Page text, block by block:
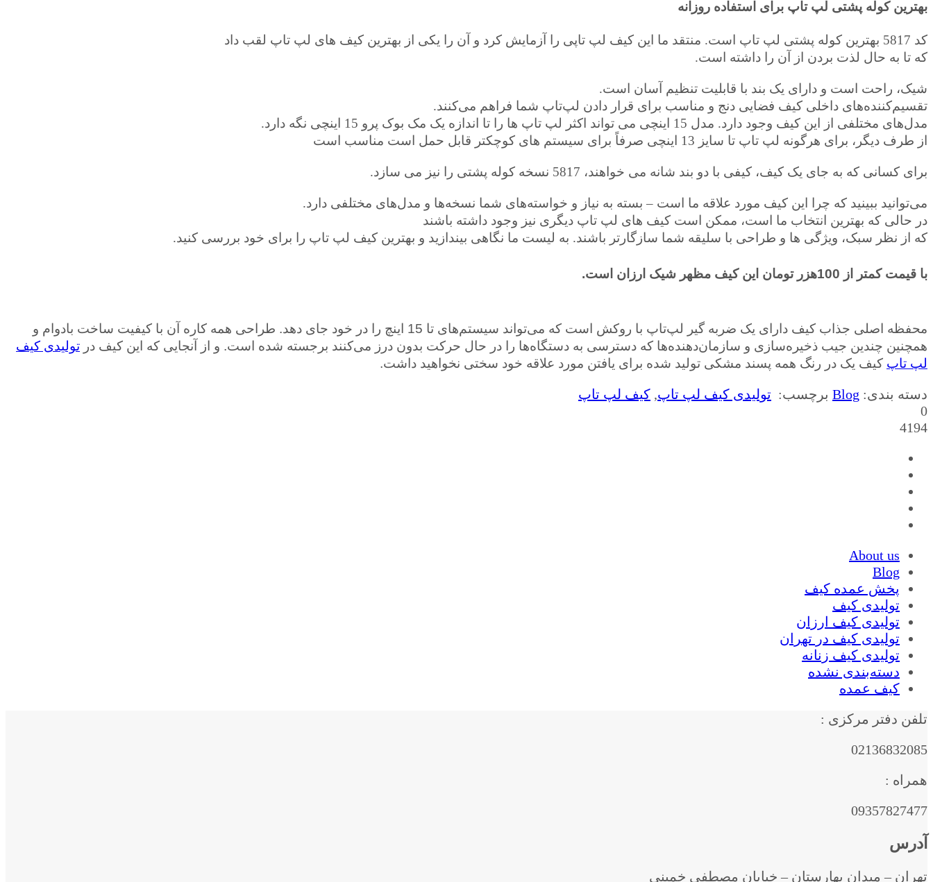
بهترین کوله پشتی لپ تاپ برای استفاده روزانه
کد 5817 بهترین کوله پشتی لپ تاپ است. منتقد ما این کیف لپ تاپی را آزمایش کرد و آن را یکی از بهترین کیف های لپ تاپ لقب داد
که تا به حال لذت بردن از آن را داشته است.
شیک، راحت است و دارای یک بند با قابلیت تنظیم آسان است.
تقسیم‌کننده‌های داخلی کیف فضایی دنج و مناسب برای قرار دادن لپ‌تاپ شما فراهم می‌کنند.
مدل‌های مختلفی از این کیف وجود دارد. مدل 15 اینچی می تواند اکثر لپ تاپ ها را تا اندازه یک مک بوک پرو 15 اینچی نگه دارد.
از طرف دیگر، برای هرگونه لپ تاپ تا سایز 13 اینچی صرفاً برای سیستم های کوچکتر قابل حمل است مناسب است
برای کسانی که به جای یک کیف، کیفی با دو بند شانه می خواهند، 5817 نسخه کوله پشتی را نیز می سازد.
می‌توانید ببینید که چرا این کیف مورد علاقه ما است – بسته به نیاز و خواسته‌های شما نسخه‌ها و مدل‌های مختلفی دارد.
در حالی که بهترین انتخاب ما است، ممکن است کیف های لپ تاپ دیگری نیز وجود داشته باشند
که از نظر سبک، ویژگی ها و طراحی با سلیقه شما سازگارتر باشند. به لیست ما نگاهی بیندازید و بهترین کیف لپ تاپ را برای خود بررسی کنید.
با قیمت کمتر از 100هزر تومان این کیف مظهر شیک ارزان است.
محفظه اصلی جذاب کیف دارای یک ضربه گیر لپ‌تاپ با روکش است که می‌تواند سیستم‌های تا 15 اینچ را در خود جای دهد. طراحی همه کاره آن با کیفیت ساخت بادوام و
همچنین چندین جیب ذخیره‌سازی و سازمان‌دهنده‌ها که دسترسی به دستگاه‌ها را در حال حرکت بدون درز می‌کنند برجسته شده است. و از آنجایی که این کیف در تولیدی کیف
لپ تاپ کیف یک در رنگ همه پسند مشکی تولید شده برای یافتن مورد علاقه خود سختی نخواهید داشت.
دسته بندی: Blog برچسب: تولیدی کیف لپ تاپ, کیف لپ تاپ
0
4194
About us
Blog
پخش عمده کیف
تولیدی کیف
تولیدی کیف ارزان
تولیدی کیف در تهران
تولیدی کیف زنانه
دسته‌بندی نشده
کیف عمده
تلفن دفتر مرکزی :
02136832085
همراه :
09357827477
آدرس
تهران – میدان بهارستان – خیابان مصطفی خمینی